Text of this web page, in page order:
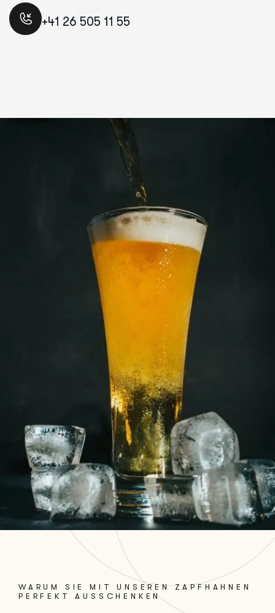
+41 26 505 11 55
WARUM SIE MIT UNSEREN ZAPFHAHNEN
PERFEKT AUSSCHENKEN